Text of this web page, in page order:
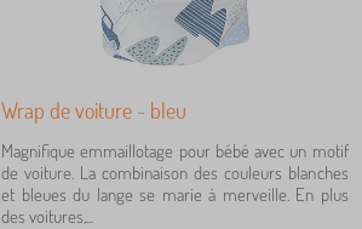
Wrap de voiture - bleu
Magnifique emmaillotage pour bébé avec un motif
de voiture. La combinaison des couleurs blanches
et bleues du lange se marie à merveille. En plus
des voitures,...